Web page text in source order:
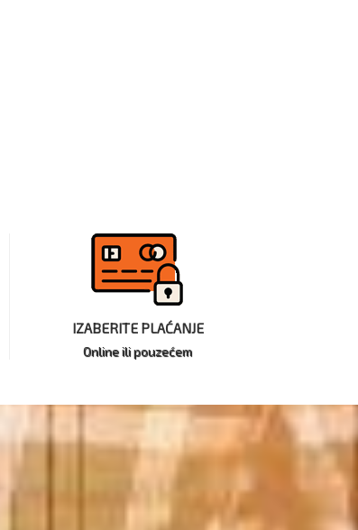
IZABERITE PLAĆANJE
Online ili pouzećem